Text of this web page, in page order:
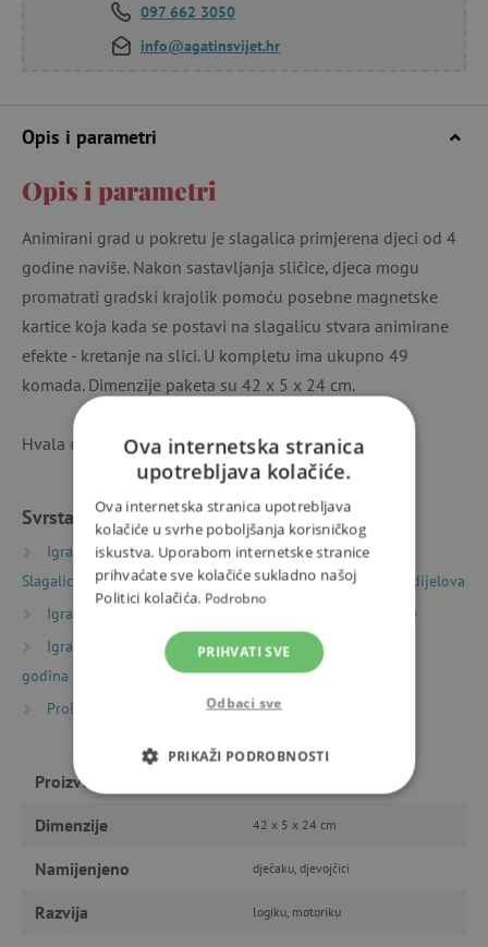
097 662 3050
info@agatinsvijet.hr
Opis i parametri
Opis i parametri
Animirani grad u pokretu je slagalica primjerena djeci od 4
godine naviše. Nakon sastavljanja sličice, djeca mogu
promatrati gradski krajolik pomoću posebne magnetske
kartice koja kada se postavi na slagalicu stvara animirane
efekte - kretanje na slici. U kompletu ima ukupno 49
komada. Dimenzije paketa su 42 x 5 x 24 cm.
Hvala @pazravo na fotografijama.
Svrstano u kategorije
Igračke prema vrsti
Puzzle, mozaici i slagalice
Slagalice (puzzle)
Dječje slagalice (puzzle) 50 – 1000 dijelova
Igračke prema starosti
Igre i igračke za predškolce
Igračke prema starosti
Igre i igračke za djecu od 6
godina
Proizvođači
Proizvođač
Dimenzije 42 x 5 x 24 cm
Namijenjeno dječaku, djevojčici
Razvija logiku, motoriku
Ova internetska stranica
upotrebljava kolačiće.
Ova internetska stranica upotrebljava
kolačiće u svrhe poboljšanja korisničkog
iskustva. Uporabom internetske stranice
prihvaćate sve kolačiće sukladno našoj
Politici kolačića. Podrobno
PRIHVATI SVE
Odbaci sve
PRIKAŽI PODROBNOSTI
FUNKCIONALNOST